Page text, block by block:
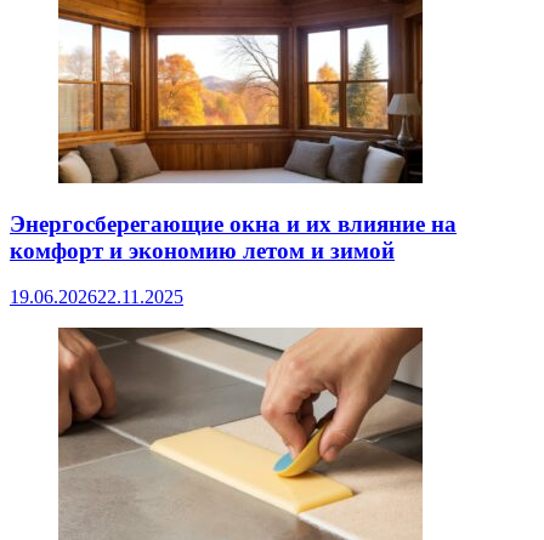
Энергосберегающие окна и их влияние на
комфорт и экономию летом и зимой
19.06.202622.11.2025